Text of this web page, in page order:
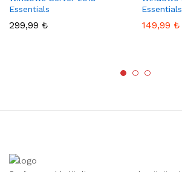
Essentials
299,99 ₺
Essentials
149,99 ₺